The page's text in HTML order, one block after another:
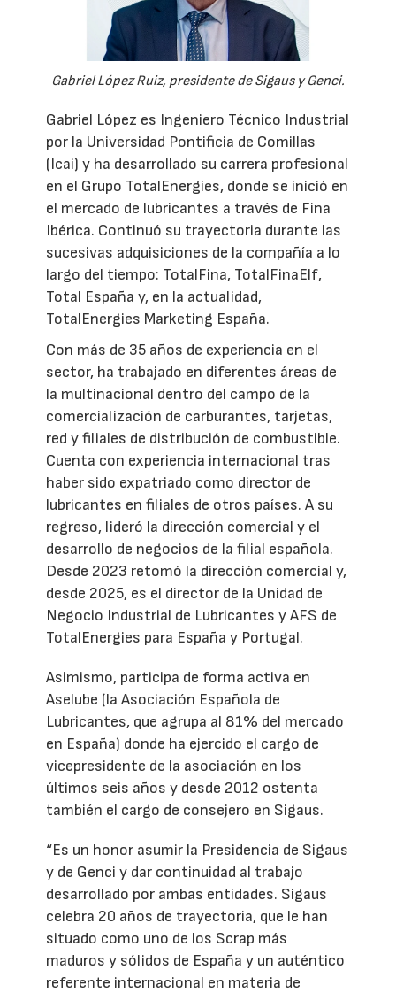
Gabriel López Ruiz, presidente de Sigaus y Genci.
Gabriel López es Ingeniero Técnico Industrial
por la Universidad Pontificia de Comillas
(Icai) y ha desarrollado su carrera profesional
en el Grupo TotalEnergies, donde se inició en
el mercado de lubricantes a través de Fina
Ibérica. Continuó su trayectoria durante las
sucesivas adquisiciones de la compañía a lo
largo del tiempo: TotalFina, TotalFinaElf,
Total España y, en la actualidad,
TotalEnergies Marketing España.
Con más de 35 años de experiencia en el
sector, ha trabajado en diferentes áreas de
la multinacional dentro del campo de la
comercialización de carburantes, tarjetas,
red y filiales de distribución de combustible.
Cuenta con experiencia internacional tras
haber sido expatriado como director de
lubricantes en filiales de otros países. A su
regreso, lideró la dirección comercial y el
desarrollo de negocios de la filial española.
Desde 2023 retomó la dirección comercial y,
desde 2025, es el director de la Unidad de
Negocio Industrial de Lubricantes y AFS de
TotalEnergies para España y Portugal.
Asimismo, participa de forma activa en
Aselube (la Asociación Española de
Lubricantes, que agrupa al 81% del mercado
en España) donde ha ejercido el cargo de
vicepresidente de la asociación en los
últimos seis años y desde 2012 ostenta
también el cargo de consejero en Sigaus.
“Es un honor asumir la Presidencia de Sigaus
y de Genci y dar continuidad al trabajo
desarrollado por ambas entidades. Sigaus
celebra 20 años de trayectoria, que le han
situado como uno de los Scrap más
maduros y sólidos de España y un auténtico
referente internacional en materia de